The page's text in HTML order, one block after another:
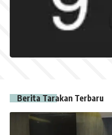
Berita Tarakan Terbaru